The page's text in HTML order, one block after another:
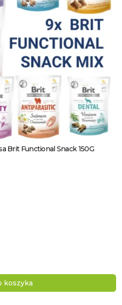
Brit Functional Snack 150G
koszyka